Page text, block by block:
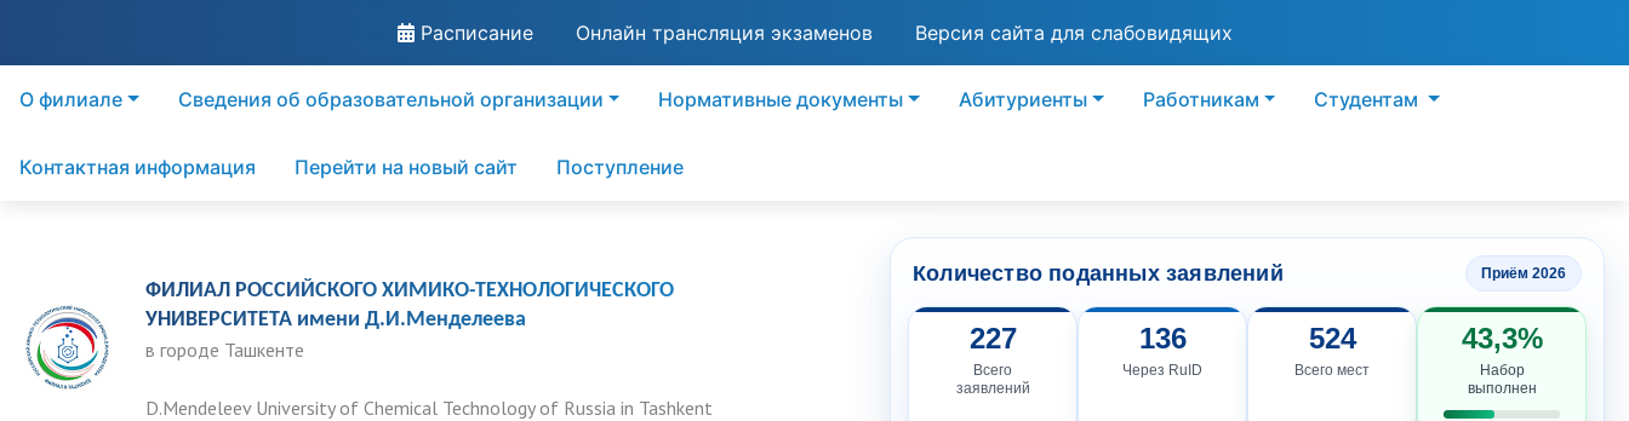
Расписание Онлайн трансляция экзаменов Версия сайта для слабовидящих
О филиале Сведения об образовательной организации Нормативные документы Абитуриенты Работникам Студентам
Контактная информация Перейти на новый сайт Поступление
ФИЛИАЛ РОССИЙСКОГО ХИМИКО-ТЕХНОЛОГИЧЕСКОГО
УНИВЕРСИТЕТА имени Д.И.Менделеева
в городе Ташкенте
D.Mendeleev University of Chemical Technology of Russia in Tashkent
Количество поданных заявлений Приём 2026
227
Всего
заявлений
136
Через RuID
524
Всего мест
43,3%
Набор
выполнен